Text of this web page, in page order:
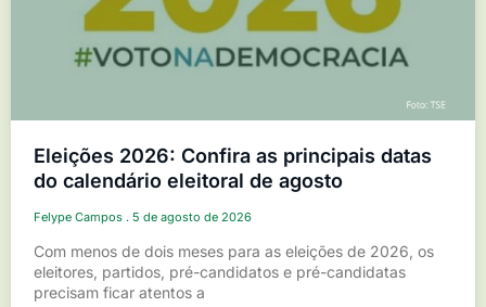
Eleições 2026: Confira as principais datas
do calendário eleitoral de agosto
Felype Campos 5 de agosto de 2026
Com menos de dois meses para as eleições de 2026, os
eleitores, partidos, pré-candidatos e pré-candidatas
precisam ficar atentos a